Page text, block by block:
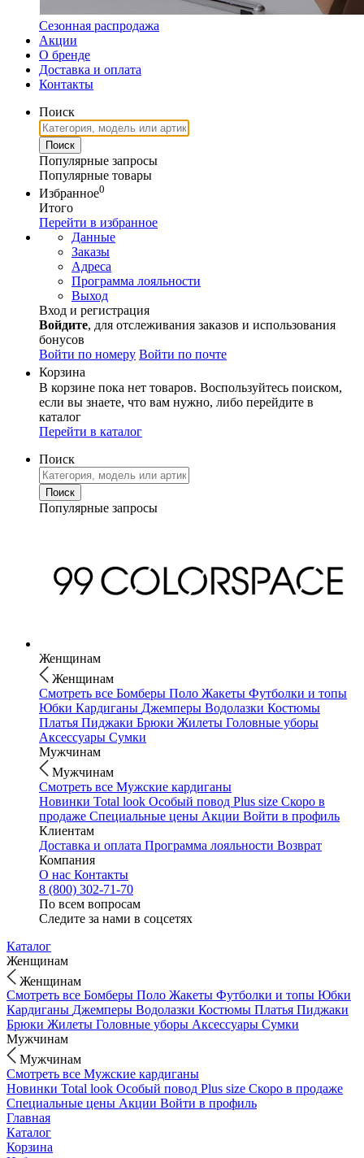
Сезонная распродажа
Акции
О бренде
Доставка и оплата
Контакты
Поиск
Популярные запросы
Популярные товары
Избранное0
Итого
Перейти в избранное
Данные
Заказы
Адреса
Программа лояльности
Выход
Вход и регистрация
Войдите, для отслеживания заказов и использования
бонусов
Войти по номеру Войти по почте
Корзина
В корзине пока нет товаров. Воспользуйтесь поиском,
если вы знаете, что вам нужно, либо перейдите в
каталог
Перейти в каталог
Поиск
Популярные запросы
Женщинам
Женщинам
Смотреть все Бомберы Поло Жакеты Футболки и топы
Юбки Кардиганы Джемперы Водолазки Костюмы
Платья Пиджаки Брюки Жилеты Головные уборы
Аксессуары Сумки
Мужчинам
Мужчинам
Смотреть все Мужские кардиганы
Новинки Total look Особый повод Plus size Скоро в
продаже Специальные цены Акции Войти в профиль
Клиентам
Доставка и оплата Программа лояльности Возврат
Компания
О нас Контакты
8 (800) 302-71-70
По всем вопросам
Следите за нами в соцсетях
Каталог
Женщинам
Женщинам
Смотреть все Бомберы Поло Жакеты Футболки и топы Юбки
Кардиганы Джемперы Водолазки Костюмы Платья Пиджаки
Брюки Жилеты Головные уборы Аксессуары Сумки
Мужчинам
Мужчинам
Смотреть все Мужские кардиганы
Новинки Total look Особый повод Plus size Скоро в продаже
Специальные цены Акции Войти в профиль
Главная
Каталог
Корзина